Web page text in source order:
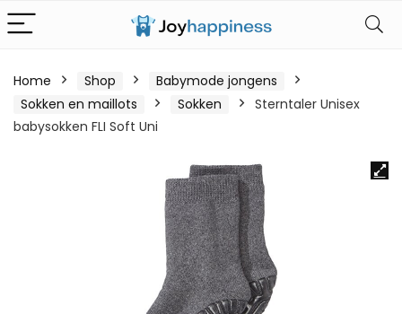
Home Shop
Babymode jongens
Sokken en maillots
Sokken
Sterntaler Unisex
babysokken FLI Soft Uni